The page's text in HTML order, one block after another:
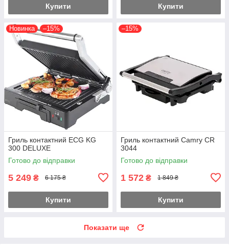
Купити Купити
Новинка –15%
Гриль контактний ECG KG
300 DELUXE
Готово до відправки
5 249 ₴ 6 175 ₴
Купити
–15%
Гриль контактний Camry CR
3044
Готово до відправки
1 572 ₴ 1 849 ₴
Купити
Показати ще